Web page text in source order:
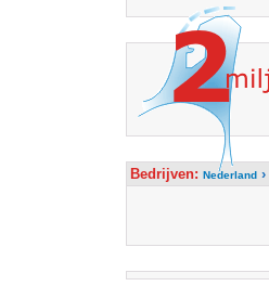
Bedrijven: Nederland›